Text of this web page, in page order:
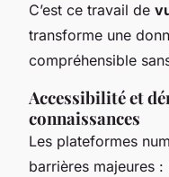
C’est ce travail de
transforme une
compréhensible
Accessibilité et
connaissances
Les plateformes
barrières majeures